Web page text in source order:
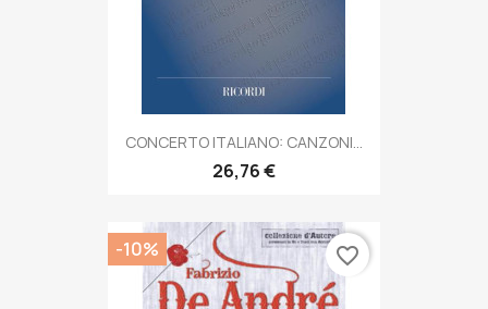
CONCERTO ITALIANO: CANZONI...
26,76 €
-10% favorite_border